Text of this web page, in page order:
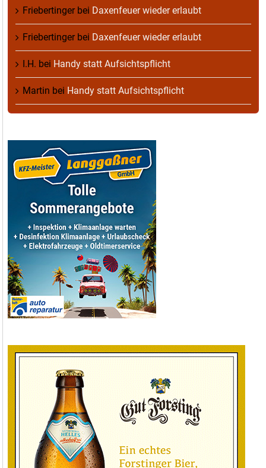
Friebertingerbei Daxenfeuer wieder erlaubt
Friebertingerbei Daxenfeuer wieder erlaubt
I.H. bei Handy statt Aufsichtspflicht
Martin bei Handy statt Aufsichtspflicht